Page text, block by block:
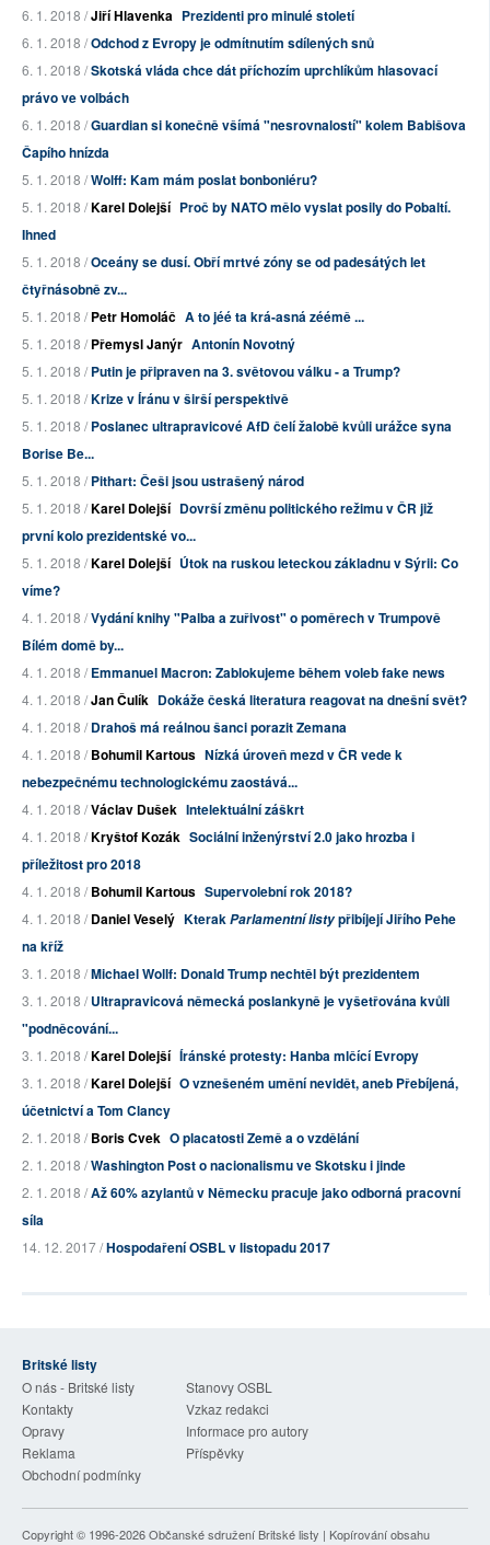
6. 1. 2018 /Jiří Hlavenka Prezidenti pro minulé století
6. 1. 2018 /Odchod z Evropy je odmítnutím sdílených snů
6. 1. 2018 /Skotská vláda chce dát příchozím uprchlíkům hlasovací
právo ve volbách
6. 1. 2018 /Guardian si konečně všímá "nesrovnalostí" kolem Babišova
Čapího hnízda
5. 1. 2018 /Wolff: Kam mám poslat bonboniéru?
5. 1. 2018 /Karel Dolejší Proč by NATO mělo vyslat posily do Pobaltí.
Ihned
5. 1. 2018 /Oceány se dusí. Obří mrtvé zóny se od padesátých let
čtyřnásobně zv...
5. 1. 2018 /Petr Homoláč A to jéé ta krá-asná zéémě ...
5. 1. 2018 /Přemysl Janýr Antonín Novotný
5. 1. 2018 /Putin je připraven na 3. světovou válku - a Trump?
5. 1. 2018 /Krize v Íránu v širší perspektivě
5. 1. 2018 /Poslanec ultrapravicové AfD čelí žalobě kvůli urážce syna
Borise Be...
5. 1. 2018 /Pithart: Češi jsou ustrašený národ
5. 1. 2018 /Karel Dolejší Dovrší změnu politického režimu v ČR již
první kolo prezidentské vo...
5. 1. 2018 /Karel Dolejší Útok na ruskou leteckou základnu v Sýrii: Co
víme?
4. 1. 2018 /Vydání knihy "Palba a zuřivost" o poměrech v Trumpově
Bílém domě by...
4. 1. 2018 /Emmanuel Macron: Zablokujeme během voleb fake news
4. 1. 2018 /Jan Čulík Dokáže česká literatura reagovat na dnešní svět?
4. 1. 2018 /Drahoš má reálnou šanci porazit Zemana
4. 1. 2018 /Bohumil Kartous Nízká úroveň mezd v ČR vede k
nebezpečnému technologickému zaostává...
4. 1. 2018 /Václav Dušek Intelektuální záškrt
4. 1. 2018 /Kryštof Kozák Sociální inženýrství 2.0 jako hrozba i
příležitost pro 2018
4. 1. 2018 /Bohumil Kartous Supervolební rok 2018?
4. 1. 2018 /Daniel Veselý KterakParlamentní listypřibíjejí Jiřího Pehe
na kříž
3. 1. 2018 /Michael Wollf: Donald Trump nechtěl být prezidentem
3. 1. 2018 /Ultrapravicová německá poslankyně je vyšetřována kvůli
"podněcování...
3. 1. 2018 /Karel Dolejší Íránské protesty: Hanba mlčící Evropy
3. 1. 2018 /Karel Dolejší O vznešeném umění nevidět, aneb Přebíjená,
účetnictví a Tom Clancy
2. 1. 2018 /Boris Cvek O placatosti Země a o vzdělání
2. 1. 2018 /Washington Post o nacionalismu ve Skotsku i jinde
2. 1. 2018 /Až 60% azylantů v Německu pracuje jako odborná pracovní
síla
14. 12. 2017 /Hospodaření OSBL v listopadu 2017
Britské listy
O nás - Britské listy
Stanovy OSBL
Kontakty
Vzkaz redakci
Opravy
Informace pro autory
Reklama
Příspěvky
Obchodní podmínky
Copyright © 1996-2026Občanské sdružení Britské listy | Kopírování obsahu